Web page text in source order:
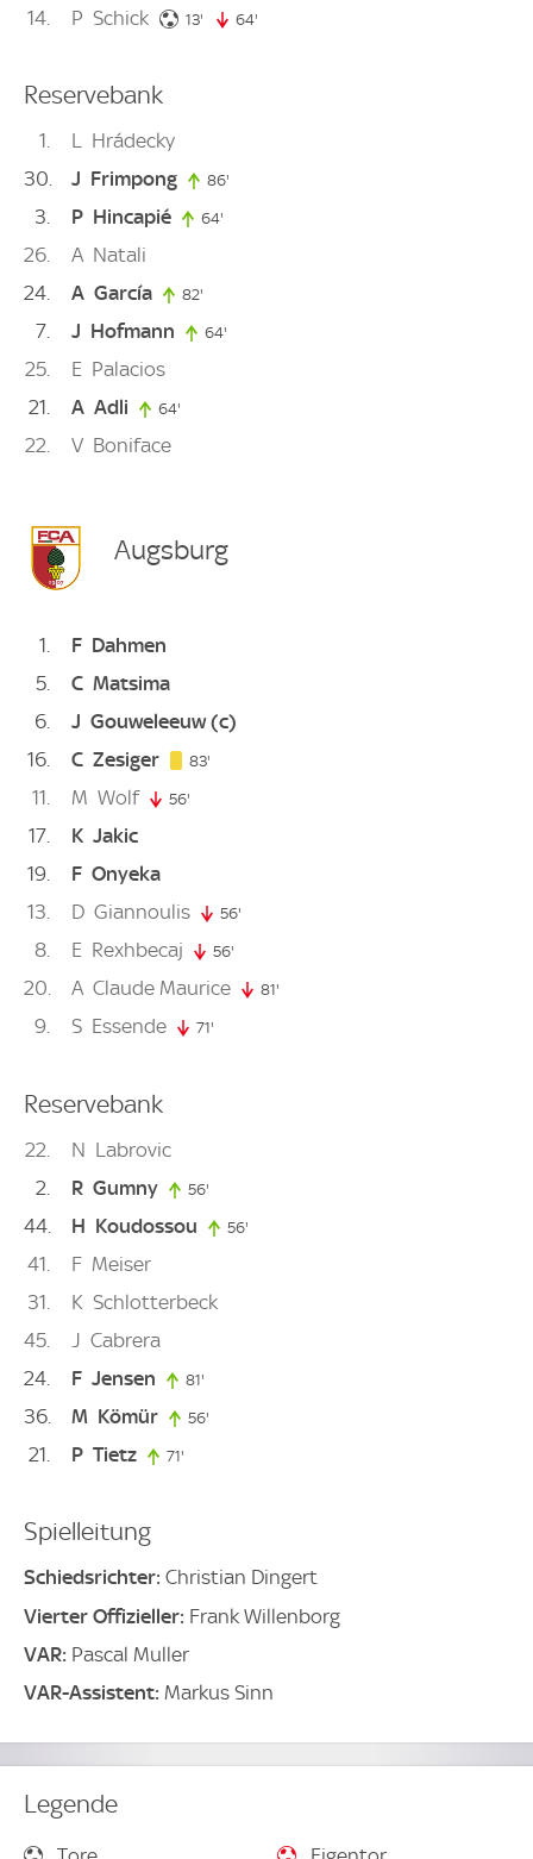
14 P Schick 13' 13. minute
64'
Reservebank
1 L
Hrádecky
30
J Frimpong 86'
3 P Hincapié 64'
26 A Natali
24
A García 82'
7 J Hofmann 64'
25 E Palacios
21
A Adli 64'
22 V Boniface
Augsburg
1 F Dahmen
5
C Matsima
6
J Gouweleeuw(c)
16
C Zesiger 83'
11 M Wolf 56'
17 K Jakic
19
F Onyeka
13
D Giannoulis 56'
8 E Rexhbecaj 56'
20 A Claude Maurice 81'
9 S Essende 71'
Reservebank
22 N Labrovic
2
R Gumny 56'
44 H Koudossou 56'
41 F Meiser
31
K Schlotterbeck
45
J Cabrera
24
F Jensen 81'
36 M Kömür 56'
21 P Tietz 71'
Spielleitung
Schiedsrichter: Christian Dingert
Vierter Offizieller: Frank Willenborg
VAR: Pascal Muller
VAR-Assistent: Markus Sinn
Legende